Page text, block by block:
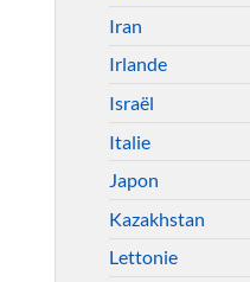
Iran
Irlande
Israël
Italie
Japon
Kazakhstan
Lettonie